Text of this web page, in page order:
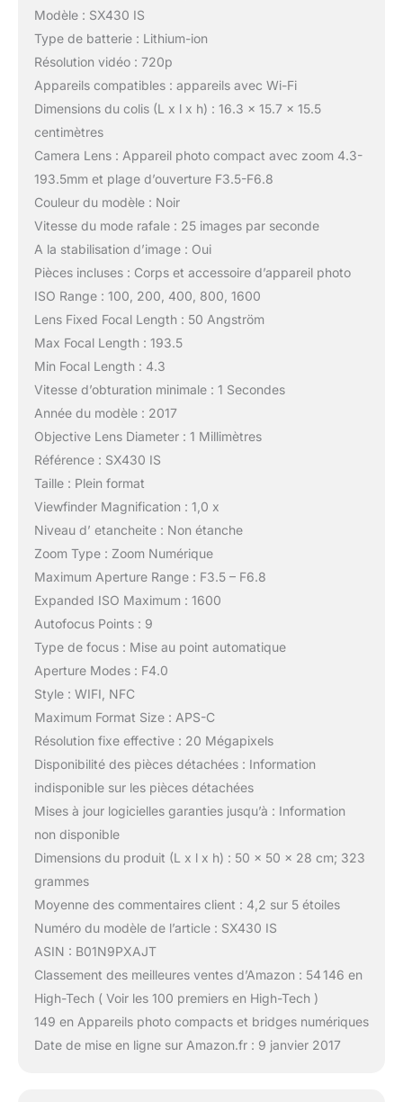
Modèle : SX430 IS
Type de batterie : Lithium-ion
Résolution vidéo : 720p
Appareils compatibles : appareils avec Wi-Fi
Dimensions du colis (L x l x h) : 16.3 x 15.7 x 15.5
centimètres
Camera Lens : Appareil photo compact avec zoom 4.3-
193.5mm et plage d’ouverture F3.5-F6.8
Couleur du modèle : Noir
Vitesse du mode rafale : 25 images par seconde
A la stabilisation d’image : Oui
Pièces incluses : Corps et accessoire d’appareil photo
ISO Range : 100, 200, 400, 800, 1600
Lens Fixed Focal Length : 50 Angström
Max Focal Length : 193.5
Min Focal Length : 4.3
Vitesse d’obturation minimale : 1 Secondes
Année du modèle : 2017
Objective Lens Diameter : 1 Millimètres
Référence : SX430 IS
Taille : Plein format
Viewfinder Magnification : 1,0 x
Niveau d’ etancheite : Non étanche
Zoom Type : Zoom Numérique
Maximum Aperture Range : F3.5 – F6.8
Expanded ISO Maximum : 1600
Autofocus Points : 9
Type de focus : Mise au point automatique
Aperture Modes : F4.0
Style : WIFI, NFC
Maximum Format Size : APS-C
Résolution fixe effective : 20 Mégapixels
Disponibilité des pièces détachées : Information
indisponible sur les pièces détachées
Mises à jour logicielles garanties jusqu’à : Information
non disponible
Dimensions du produit (L x l x h) : 50 x 50 x 28 cm; 323
grammes
Moyenne des commentaires client : 4,2 sur 5 étoiles
Numéro du modèle de l’article : SX430 IS
ASIN : B01N9PXAJT
Classement des meilleures ventes d’Amazon : 54 146 en
High-Tech ( Voir les 100 premiers en High-Tech )
149 en Appareils photo compacts et bridges numériques
Date de mise en ligne sur Amazon.fr : 9 janvier 2017